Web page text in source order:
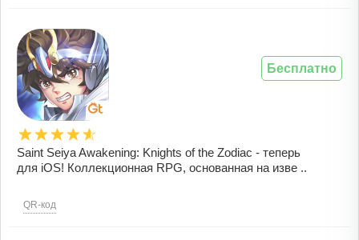
Saint Seiya Awakening: Knights of the Zodiac - теперь
для iOS! Коллекционная RPG, основанная на изве ..
QR-код
Бесплатно